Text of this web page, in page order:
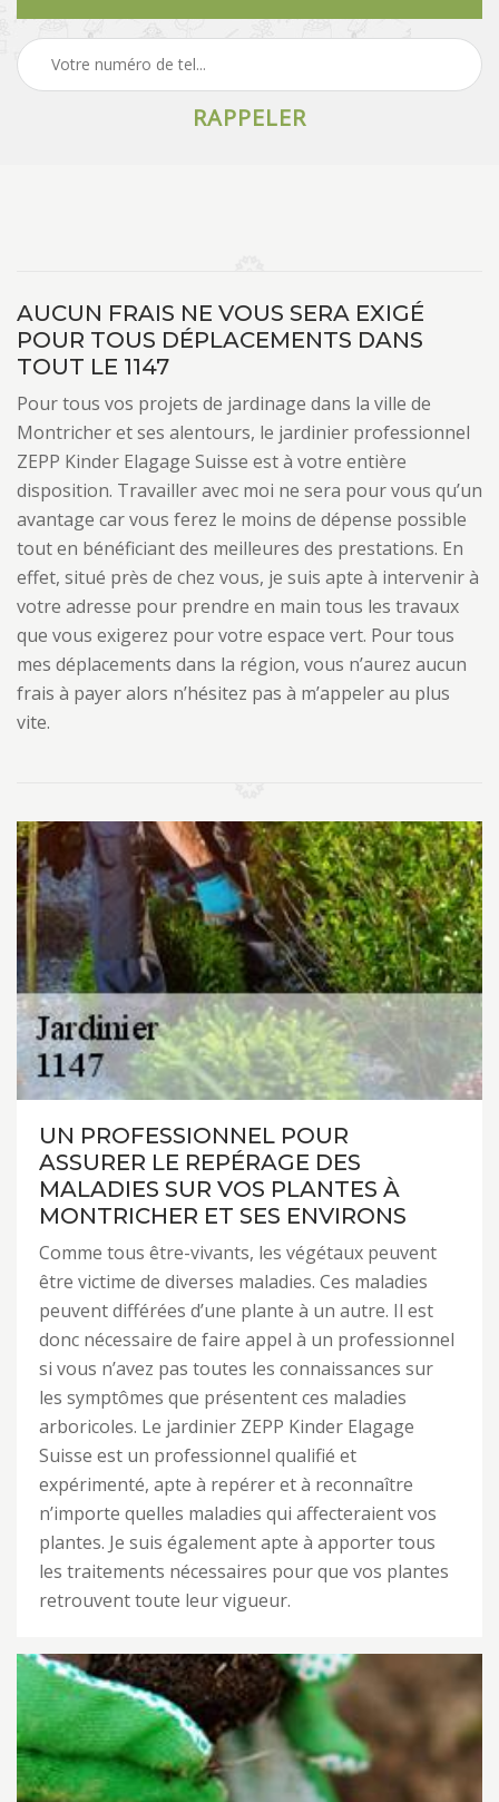
AUCUN FRAIS NE VOUS SERA EXIGÉ
POUR TOUS DÉPLACEMENTS DANS
TOUT LE 1147
Pour tous vos projets de jardinage dans la ville de
Montricher et ses alentours, le jardinier professionnel
ZEPP Kinder Elagage Suisse est à votre entière
disposition. Travailler avec moi ne sera pour vous qu’un
avantage car vous ferez le moins de dépense possible
tout en bénéficiant des meilleures des prestations. En
effet, situé près de chez vous, je suis apte à intervenir à
votre adresse pour prendre en main tous les travaux
que vous exigerez pour votre espace vert. Pour tous
mes déplacements dans la région, vous n’aurez aucun
frais à payer alors n’hésitez pas à m’appeler au plus
vite.
UN PROFESSIONNEL POUR
ASSURER LE REPÉRAGE DES
MALADIES SUR VOS PLANTES À
MONTRICHER ET SES ENVIRONS
Comme tous être-vivants, les végétaux peuvent
être victime de diverses maladies. Ces maladies
peuvent différées d’une plante à un autre. Il est
donc nécessaire de faire appel à un professionnel
si vous n’avez pas toutes les connaissances sur
les symptômes que présentent ces maladies
arboricoles. Le jardinier ZEPP Kinder Elagage
Suisse est un professionnel qualifié et
expérimenté, apte à repérer et à reconnaître
n’importe quelles maladies qui affecteraient vos
plantes. Je suis également apte à apporter tous
les traitements nécessaires pour que vos plantes
retrouvent toute leur vigueur.